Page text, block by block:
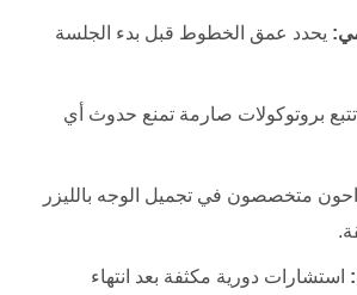
يحدد عمق الخطوط قبل بدء الجلسة
تتبع بروتوكولات صارمة تمنع حدوث أي
متخصصون في تجميل الوجه بالليزر
استشارات دورية مكثفة بعد انتهاء